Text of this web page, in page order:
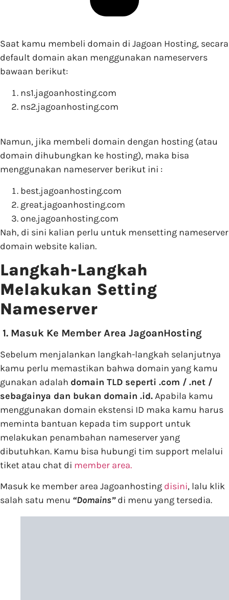
Saat kamu membeli domain di Jagoan Hosting, secara
default domain akan menggunakan nameservers
bawaan berikut:
ns1.jagoanhosting.com
ns2.jagoanhosting.com
Namun, jika membeli domain dengan hosting (atau
domain dihubungkan ke hosting), maka bisa
menggunakan nameserver berikut ini :
best.jagoanhosting.com
great.jagoanhosting.com
one.jagoanhosting.com
Nah, di sini kalian perlu untuk mensetting nameserver
domain website kalian.
Langkah-Langkah
Melakukan Setting
Nameserver
1. Masuk Ke Member Area JagoanHosting
Sebelum menjalankan langkah-langkah selanjutnya
kamu perlu memastikan bahwa domain yang kamu
gunakan adalah domain TLD seperti .com / .net /
sebagainya dan bukan domain .id.Apabila kamu
menggunakan domain ekstensi ID maka kamu harus
meminta bantuan kepada tim support untuk
melakukan penambahan nameserver yang
dibutuhkan. Kamu bisa hubungi tim support melalui
tiket atau chat di member area.
Masuk ke member area Jagoanhosting disini, lalu klik
salah satu menu “Domains”di menu yang tersedia.